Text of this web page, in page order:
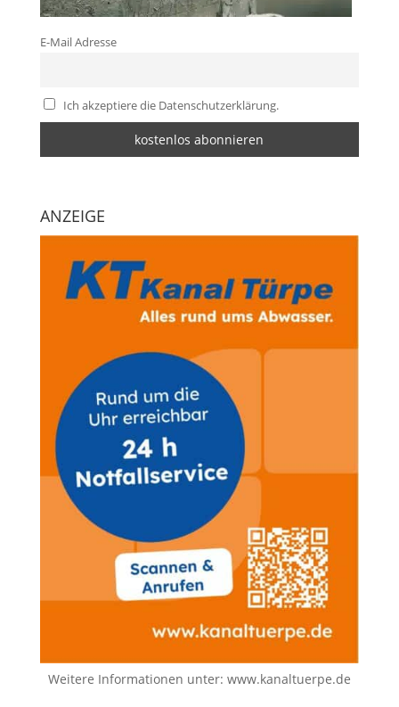
E-Mail Adresse
Ich akzeptiere die Datenschutzerklärung.
ANZEIGE
Weitere Informationen unter: www.kanaltuerpe.de